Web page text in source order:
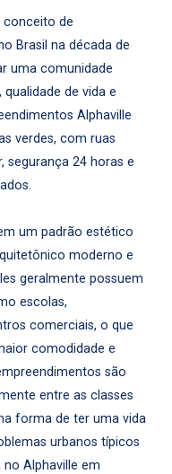
conceito de
Brasil na década de
uma comunidade
de vida e
Alphaville
verdes, com ruas
segurança 24 horas e
um padrão estético
moderno e
geralmente possuem
escolas,
comerciais, o que
comodidade e
são
entre as classes
forma de ter uma vida
urbanos típicos
no Alphaville em